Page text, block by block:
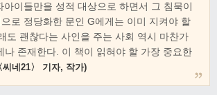
아이들만을 성적 대상으로 하면서 그 침묵이
로 정당화한 문인 G에게는 이미 지켜야 할
도 괜찮다는 사인을 주는 사회 역시 마찬가
나 존재한다. 이 책이 읽혀야 할 가장 중요한
씨네21〉 기자, 작가)